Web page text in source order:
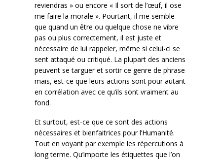
reviendras » ou encore « Il sort de l’œuf, il ose
me faire la morale ». Pourtant, il me semble
que quand un être ou quelque chose ne vibre
pas ou plus correctement, il est juste et
nécessaire de lui rappeler, même si celui-ci se
sent attaqué ou critiqué. La plupart des anciens
peuvent se targuer et sortir ce genre de phrase
mais, est-ce que leurs actions sont pour autant
en corrélation avec ce qu’ils sont vraiment au
fond.
Et surtout, est-ce que ce sont des actions
nécessaires et bienfaitrices pour l’Humanité.
Tout en voyant par exemple les répercutions à
long terme. Qu’importe les étiquettes que l’on